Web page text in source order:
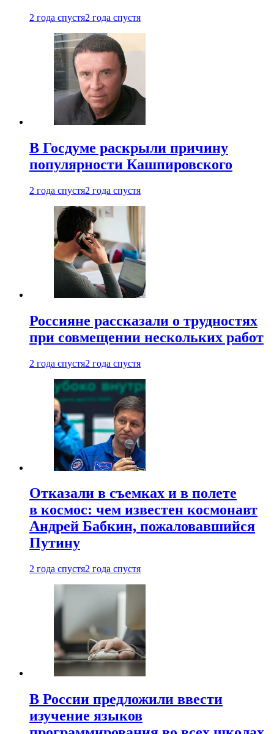
2 года спустя2 года спустя
В Госдуме раскрыли причину
популярности Кашпировского
2 года спустя2 года спустя
Россияне рассказали о трудностях
при совмещении нескольких работ
2 года спустя2 года спустя
Отказали в съемках и в полете
в космос: чем известен космонавт
Андрей Бабкин, пожаловавшийся
Путину
2 года спустя2 года спустя
В России предложили ввести
изучение языков